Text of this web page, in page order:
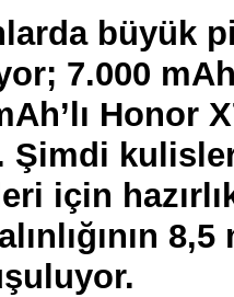
büyük
7.000
Honor
Şimdi
için
8,5